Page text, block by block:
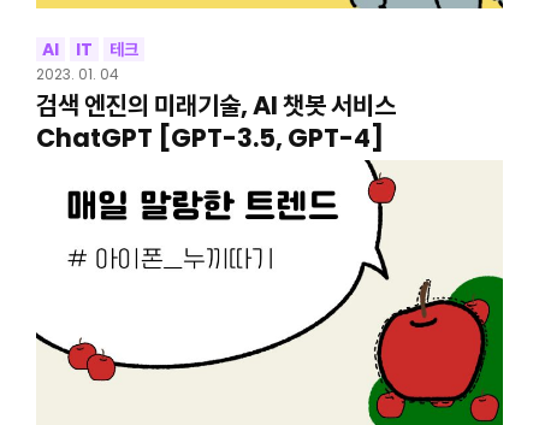
AI IT 테크
2023. 01. 04
검색 엔진의 미래기술, AI 챗봇 서비스
ChatGPT [GPT-3.5, GPT-4]